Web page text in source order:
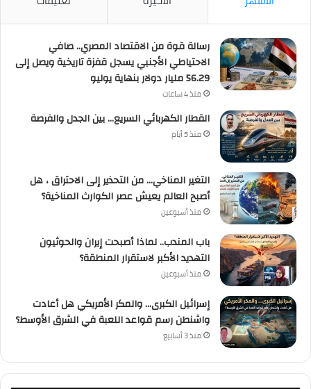
رسالة قوة من الاقتصاد المصري.. صافي
الاحتياطي الأجنبي يسجل قفزة تاريخية ويصل إلى
56.29 مليار دولار بنهاية يوليو
منذ 4 ساعات
القطار الكهربائي السريع… بين الجدل والفرصة
منذ 5 أيام
التغير المناخي… من التحذير إلى الاحتراق ، هل
أصبح العالم يعيش عصر الكوارث المناخية؟
منذ أسبوعين
باب المندب.. لماذا أصبحت إيران والحوثيون
التهديد الأكبر لاستقرار المنطقة؟
منذ أسبوعين
إسرائيل الكبرى… والمكر الأمريكي هل أعادت
واشنطن رسم قواعد اللعبة في الشرق الأوسط؟
منذ 3 أسابيع